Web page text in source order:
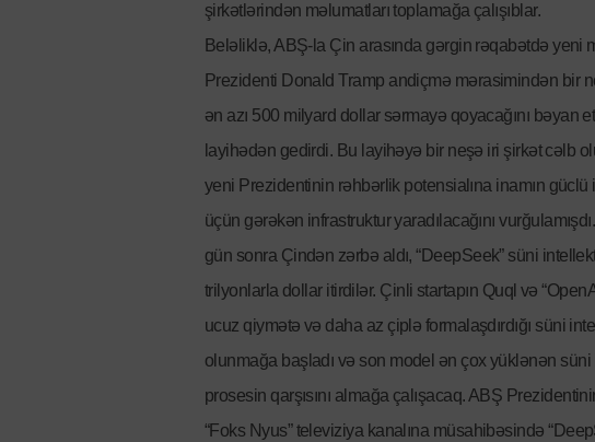
şirkətlərindən məlumatları toplamağa çalışıblar.
Beləliklə, ABŞ-la Çin arasında gərgin rəqabətdə yeni
Prezidenti Donald Tramp andiçmə mərasimindən bir
ən azı 500 milyard dollar sərmayə qoyacağını bəyan
layihədən gedirdi. Bu layihəyə bir neşə iri şirkət cəlb
yeni Prezidentinin rəhbərlik potensialına inamın
üçün gərəkən infrastruktur yaradılacağını
gün sonra Çindən zərbə aldı, “DeepSeek” süni
trilyonlarla dollar itirdilər. Çinli startapın Quql və
ucuz qiymətə və daha az çiplə formalaşdırdığı süni
olunmağa başladı və son model ən çox yüklənən
prosesin qarşısını almağa çalışacaq. ABŞ
“Foks Nyus” televiziya kanalına müsahibəsində